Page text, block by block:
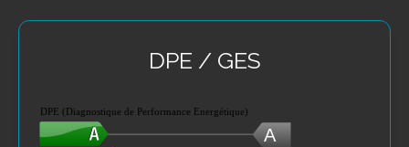
DPE / GES
A
DPE (Diagnostique de Performance Energétique)